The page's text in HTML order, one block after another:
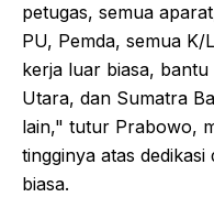
petugas, semua
PU, Pemda, semua
kerja luar biasa,
Utara, dan Sumatra
lain," tutur Prabowo,
tingginya atas
biasa.